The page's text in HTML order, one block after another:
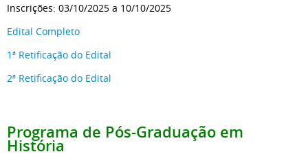
Inscrições: 03/10/2025 a 10/10/2025
Edital Completo
1ª Retificação do Edital
2ª Retificação do Edital
Programa de Pós-Graduação em
História